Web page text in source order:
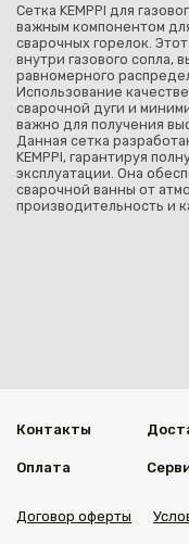
Сетка KEMPPI для
важным компонентом
сварочных горелок.
внутри газового сопла,
равномерного
Использование
сварочной дуги и
важно для получения
Данная сетка
KEMPPI, гарантируя
эксплуатации. Она
сварочной ванны от
производительность и
Контакты
Оплата
Договор оферты